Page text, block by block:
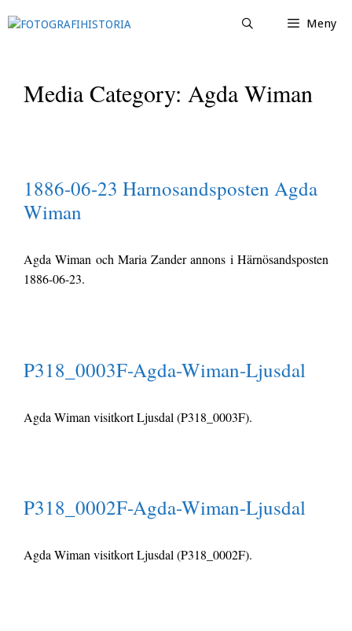
till
Meny
Media Category: Agda Wiman
1886-06-23 Harnosandsposten Agda
Wiman
Agda Wiman och Maria Zander annons i Härnösandsposten
1886-06-23.
P318_0003F-Agda-Wiman-Ljusdal
Agda Wiman visitkort Ljusdal (P318_0003F).
P318_0002F-Agda-Wiman-Ljusdal
Agda Wiman visitkort Ljusdal (P318_0002F).